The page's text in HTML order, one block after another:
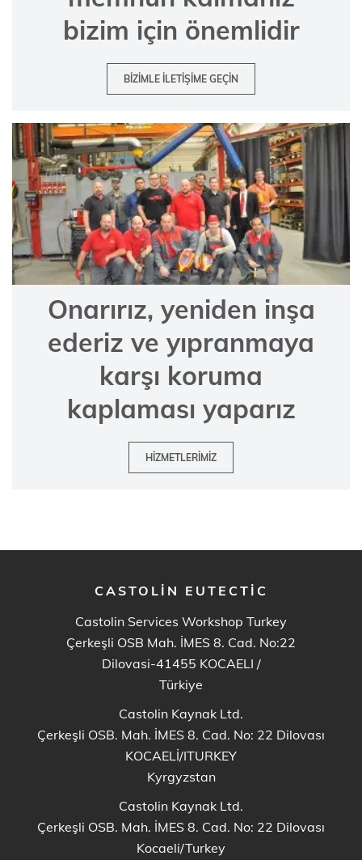
bizim için önemlidir
BIZIMLE ILETIŞIME GEÇIN
Onarırız, yeniden inşa
ederiz ve yıpranmaya
karşı koruma
kaplaması yaparız
HIZMETLERIMIZ
CASTOLIN EUTECTIC
Castolin Services Workshop Turkey
Çerkeşli OSB Mah. İMES 8. Cad. No:22
Dilovasi-41455 KOCAELI /
Türkiye
Castolin Kaynak Ltd.
Çerkeşli OSB. Mah. İMES 8. Cad. No: 22 Dilovası
KOCAELİ/ITURKEY
Kyrgyzstan
Castolin Kaynak Ltd.
Çerkeşli OSB. Mah. İMES 8. Cad. No: 22 Dilovası
Kocaeli/Turkey